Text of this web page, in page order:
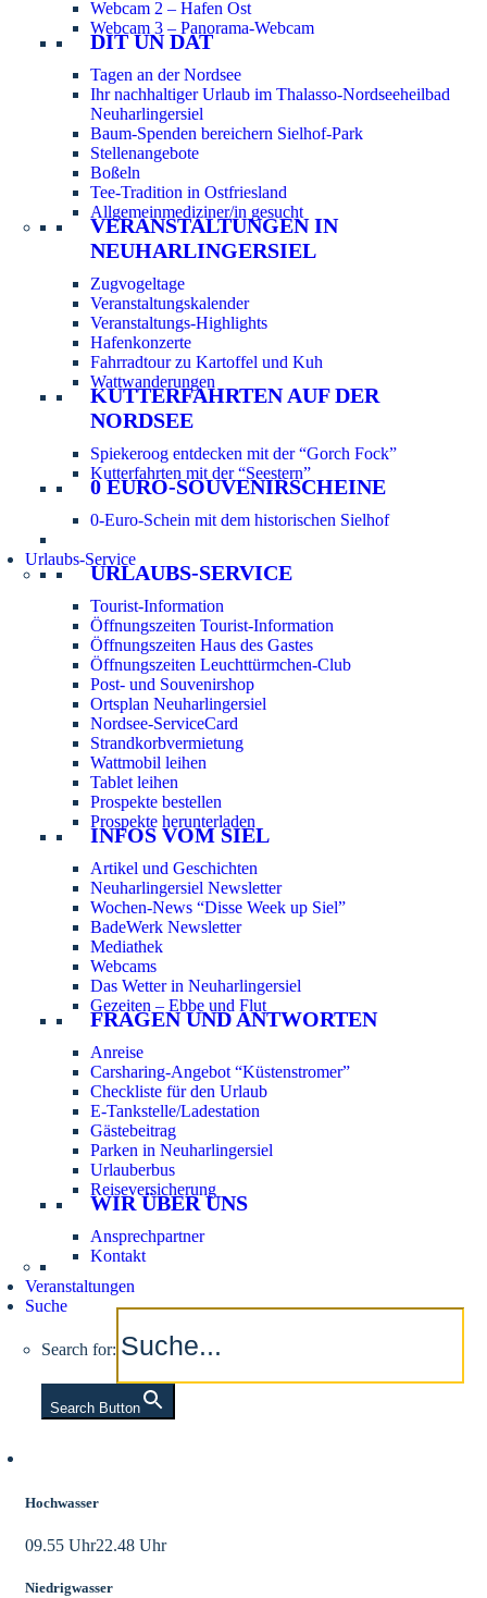
Webcam 2 – Hafen Ost
Webcam 3 – Panorama-Webcam
DIT UN DAT
Tagen an der Nordsee
Ihr nachhaltiger Urlaub im Thalasso-Nordseeheilbad
Neuharlingersiel
Baum-Spenden bereichern Sielhof-Park
Stellenangebote
Boßeln
Tee-Tradition in Ostfriesland
Allgemeinmediziner/in gesucht
VERANSTALTUNGEN IN
NEUHARLINGERSIEL
Zugvogeltage
Veranstaltungskalender
Veranstaltungs-Highlights
Hafenkonzerte
Fahrradtour zu Kartoffel und Kuh
Wattwanderungen
KUTTERFAHRTEN AUF DER
NORDSEE
Spiekeroog entdecken mit der “Gorch Fock”
Kutterfahrten mit der “Seestern”
0 EURO-SOUVENIRSCHEINE
0-Euro-Schein mit dem historischen Sielhof
Urlaubs-Service
URLAUBS-SERVICE
Tourist-Information
Öffnungszeiten Tourist-Information
Öffnungszeiten Haus des Gastes
Öffnungszeiten Leuchttürmchen-Club
Post- und Souvenirshop
Ortsplan Neuharlingersiel
Nordsee-ServiceCard
Strandkorbvermietung
Wattmobil leihen
Tablet leihen
Prospekte bestellen
Prospekte herunterladen
INFOS VOM SIEL
Artikel und Geschichten
Neuharlingersiel Newsletter
Wochen-News “Disse Week up Siel”
BadeWerk Newsletter
Mediathek
Webcams
Das Wetter in Neuharlingersiel
Gezeiten – Ebbe und Flut
FRAGEN UND ANTWORTEN
Anreise
Carsharing-Angebot “Küstenstromer”
Checkliste für den Urlaub
E-Tankstelle/Ladestation
Gästebeitrag
Parken in Neuharlingersiel
Urlauberbus
Reiseversicherung
WIR ÜBER UNS
Ansprechpartner
Kontakt
Veranstaltungen
Suche
Search for:
Search Button
Hochwasser
09.55 Uhr22.48 Uhr
Niedrigwasser